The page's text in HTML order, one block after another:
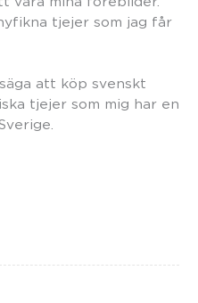
tjejer som jag får
att köp svenskt
tjejer som mig har en